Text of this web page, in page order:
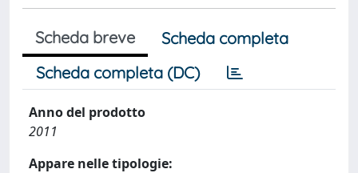
Scheda breve
Scheda completa
Scheda completa (DC)
Anno del prodotto
2011
Appare nelle tipologie: